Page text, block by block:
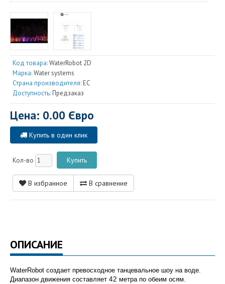
Код товара:WaterRobot 2D
Марка:Water systems
Страна производителя: EC
Доступность: Предзаказ
Цена: 0.00 Євро
Купить в один клик
Кол-во
В избранное В сравнение
ОПИСАНИЕ
WaterRobot создает превосходное танцевальное шоу на воде.
Диапазон движения составляет 42 метра по обеим осям.